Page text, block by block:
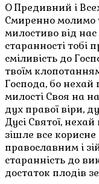
О Предивний і
Смиренно молимо
милостиво від
старанності тобі
сміливість до
твоїм
Господа, бо нехай
милості Своя на
дух правої віри,
Дусі Святої,
зішле все
православним і
старанність до
достаток плодів